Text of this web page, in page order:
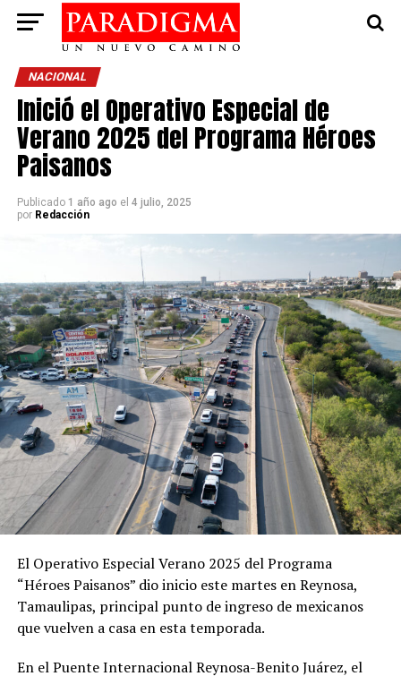
NACIONAL
Inició el Operativo Especial de
Verano 2025 del Programa Héroes
Paisanos
Publicado 1 año ago el 4 julio, 2025
por Redacción
El Operativo Especial Verano 2025 del Programa
“Héroes Paisanos” dio inicio este martes en Reynosa,
Tamaulipas, principal punto de ingreso de mexicanos
que vuelven a casa en esta temporada.
En el Puente Internacional Reynosa-Benito Juárez, el